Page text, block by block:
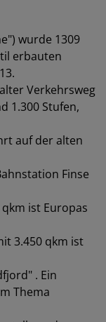
wurde 1309
erbauten
Verkehrsweg
1.300 Stufen,
auf der alten
Finse
ist Europas
3.450 qkm ist
. Ein
Thema